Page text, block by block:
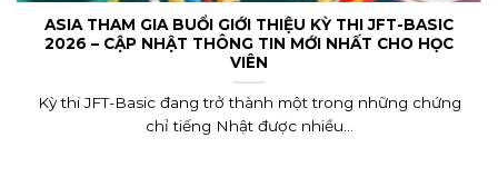
ASIA THAM GIA BUỔI GIỚI THIỆU KỲ THI JFT-BASIC
2026 – CẬP NHẬT THÔNG TIN MỚI NHẤT CHO HỌC
VIÊN
Kỳ thi JFT-Basic đang trở thành một trong những chứng
chỉ tiếng Nhật được nhiều...